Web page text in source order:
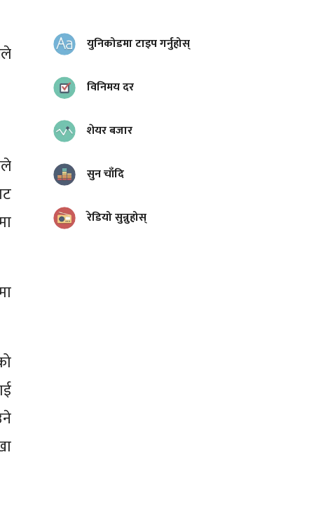
युनिकोडमा टाइप गर्नुहोस्
विनिमय दर
शेयर बजार
सुन चाँदि
रेडियो सुन्नुहोस्